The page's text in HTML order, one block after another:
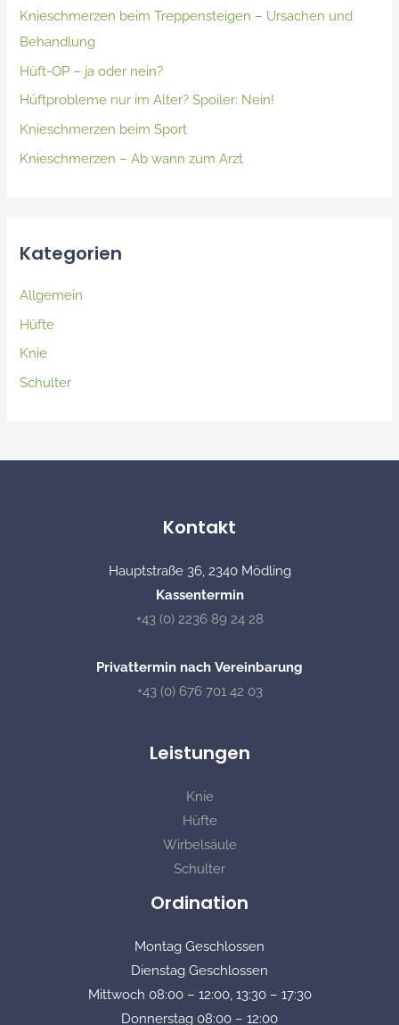
Knieschmerzen beim Treppensteigen – Ursachen und
Behandlung
Hüft-OP – ja oder nein?
Hüftprobleme nur im Alter? Spoiler: Nein!
Knieschmerzen beim Sport
Knieschmerzen – Ab wann zum Arzt
Kategorien
Allgemein
Hüfte
Knie
Schulter
Kontakt
Hauptstraße 36, 2340 Mödling
Kassentermin
+43 (0) 2236 89 24 28
Privattermin nach Vereinbarung
+43 (0) 676 701 42 03
Leistungen
Knie
Hüfte
Wirbelsäule
Schulter
Ordination
Montag Geschlossen
Dienstag Geschlossen
Mittwoch 08:00 – 12:00, 13:30 – 17:30
Donnerstag 08:00 – 12:00